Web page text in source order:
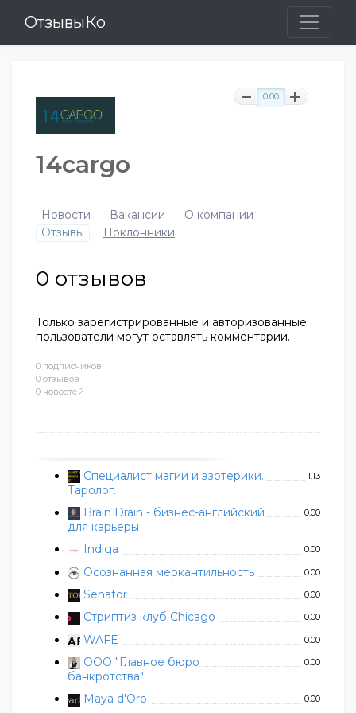
ОтзывыКо
0 подписчиков
0 отзывов
0 новостей
Специалист магии и эзотерики.
Таролог.
1.13
Brain Drain - бизнес-английский
для карьеры
0.00
Indiga 0.00
Осознанная меркантильность 0.00
Senator 0.00
Стриптиз клуб Chicago 0.00
WAFE 0.00
ООО "Главное бюро
банкротства"
0.00
Maya d'Oro 0.00
0.00
14cargo
Новости Вакансии
О компании
Отзывы
Поклонники
0 отзывов
Только зарегистрированные и авторизованные
пользователи могут оставлять комментарии.